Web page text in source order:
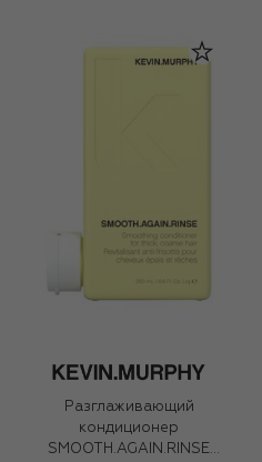
Разглаживающий
кондиционер
SMOOTH.AGAIN.RINSE